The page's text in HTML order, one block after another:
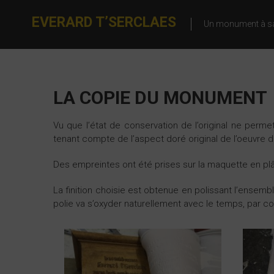
EVERARD T’SERCLAES Un monument à
LA COPIE DU MONUMENT
Vu que l’état de conservation de l’original ne
tenant compte de l’aspect doré original de l’oeuvre
Des empreintes ont été prises sur la maquette en
La finition choisie est obtenue en polissant
polie va s’oxyder naturellement avec le temps, par